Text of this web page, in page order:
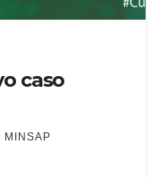
caso
MINSAP